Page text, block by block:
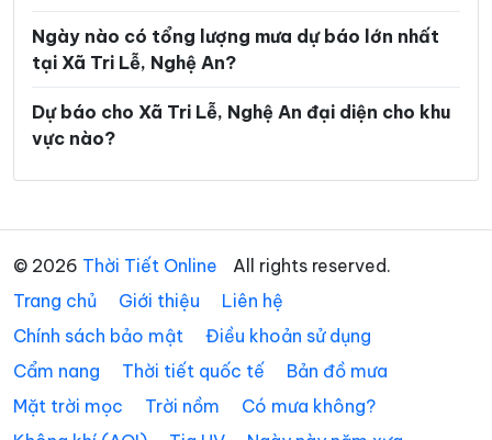
Xã Lam Thành Xã Lượng Minh
Xã Lương Sơn
Xã Minh Châu Xã Minh Hợp
Xã Môn Sơn
Xã Mường Ham Xã Mường Lống
Xã Mường Quàng Xã Mường Típ
Xã Mường Xén Xã Mỹ Lý
Xã Na Loi Xã Na Ngoi
Xã Nam Đàn
Xã Nga My Xã Nghi Lộc
Ngày nào có tổng lượng mưa dự báo lớn nhất
tại Xã Tri Lễ, Nghệ An?
Dự báo cho Xã Tri Lễ, Nghệ An đại diện cho khu
vực nào?
© 2026 Thời Tiết Online
All rights reserved.
Trang chủ
Giới thiệu
Liên hệ
Chính sách bảo mật
Điều khoản sử dụng
Cẩm nang
Thời tiết quốc tế
Bản đồ mưa
Mặt trời mọc
Trời nồm
Có mưa không?